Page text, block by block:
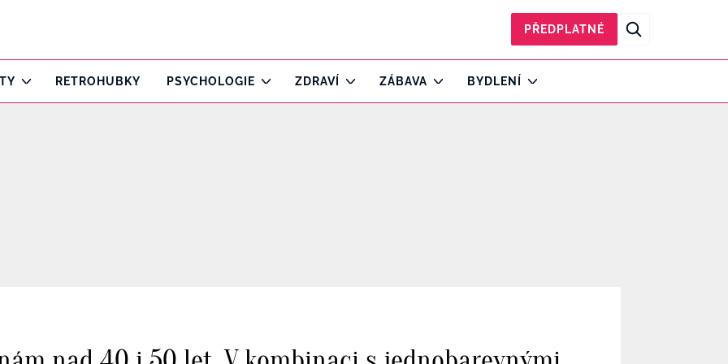
PŘEDPLATNÉ
RETROHUBKY PSYCHOLOGIE ZDRAVÍ ZÁBAVA BYDLENÍ